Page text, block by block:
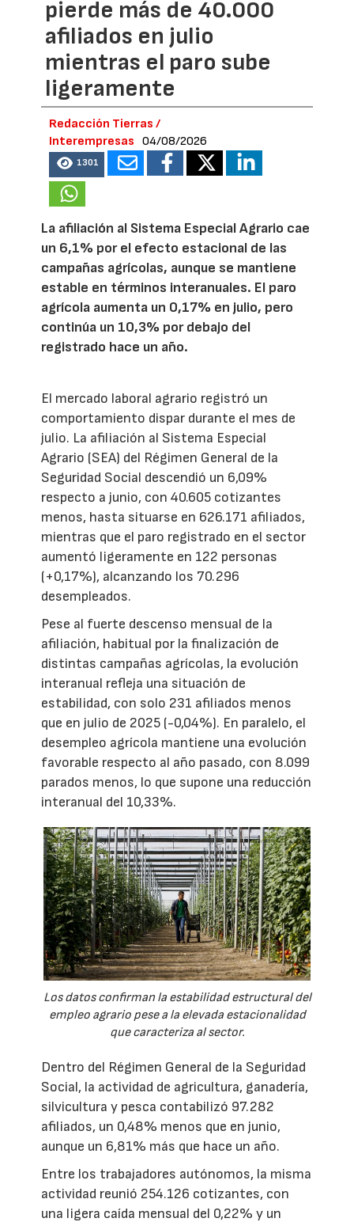
pierde más de 40.000
afiliados en julio
mientras el paro sube
ligeramente
Redacción Tierras /
Interempresas
04/08/2026
1301
La afiliación al Sistema Especial Agrario cae
un 6,1% por el efecto estacional de las
campañas agrícolas, aunque se mantiene
estable en términos interanuales. El paro
agrícola aumenta un 0,17% en julio, pero
continúa un 10,3% por debajo del
registrado hace un año.
El mercado laboral agrario registró un
comportamiento dispar durante el mes de
julio. La afiliación al Sistema Especial
Agrario (SEA) del Régimen General de la
Seguridad Social descendió un 6,09%
respecto a junio, con 40.605 cotizantes
menos, hasta situarse en 626.171 afiliados,
mientras que el paro registrado en el sector
aumentó ligeramente en 122 personas
(+0,17%), alcanzando los 70.296
desempleados.
Pese al fuerte descenso mensual de la
afiliación, habitual por la finalización de
distintas campañas agrícolas, la evolución
interanual refleja una situación de
estabilidad, con solo 231 afiliados menos
que en julio de 2025 (-0,04%). En paralelo, el
desempleo agrícola mantiene una evolución
favorable respecto al año pasado, con 8.099
parados menos, lo que supone una reducción
interanual del 10,33%.
Los datos confirman la estabilidad estructural del
empleo agrario pese a la elevada estacionalidad
que caracteriza al sector.
Dentro del Régimen General de la Seguridad
Social, la actividad de agricultura, ganadería,
silvicultura y pesca contabilizó 97.282
afiliados, un 0,48% menos que en junio,
aunque un 6,81% más que hace un año.
Entre los trabajadores autónomos, la misma
actividad reunió 254.126 cotizantes, con
una ligera caída mensual del 0,22% y un